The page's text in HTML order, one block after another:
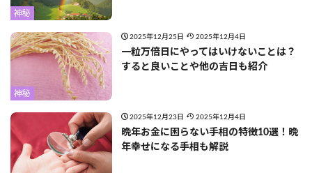
神秘
神秘
2025年12月25日 2025年12月4日
一粒万倍日にやってはいけないことは？
すると良いことや他の吉日も紹介
2025年12月23日 2025年12月4日
晩年お金に困らない手相の特徴10選！晩
年幸せになる手相も解説